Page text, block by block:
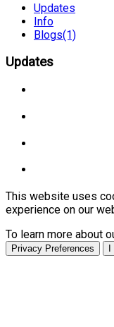
Updates
Info
Blogs(1)
Updates
This website uses
experience on our
To learn more about
Privacy Preferences